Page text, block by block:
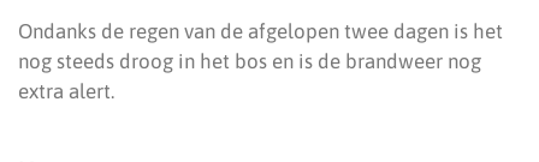
Ondanks de regen van de afgelopen twee dagen is het
nog steeds droog in het bos en is de brandweer nog
extra alert.